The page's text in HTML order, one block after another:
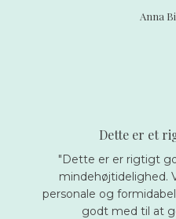
Anna
Dette er et
"Dette er er rigtigt
mindehøjtidelighed.
personale og
godt med til at